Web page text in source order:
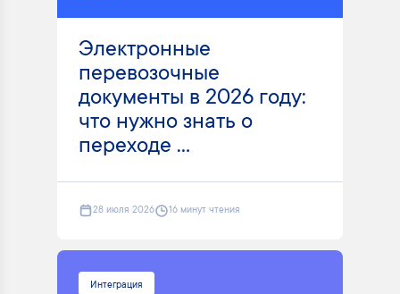
Электронные
перевозочные
документы в 2026 году:
что нужно знать о
переходе ...
28 июля 2026 16 минут чтения
Интеграция